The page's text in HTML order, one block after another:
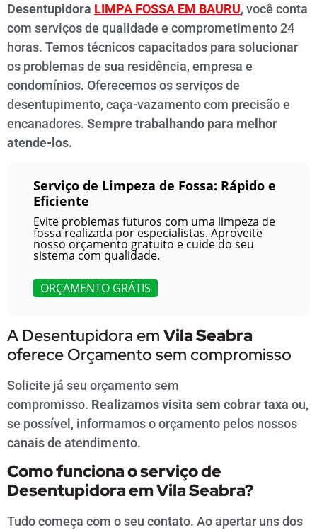
Desentupidora LIMPA FOSSA EM BAURU, você conta
com serviços de qualidade e comprometimento 24
horas. Temos técnicos capacitados para solucionar
os problemas de sua residência, empresa e
condomínios. Oferecemos os serviços de
desentupimento, caça-vazamento com precisão e
encanadores. Sempre trabalhando para melhor
atende-los.
Serviço de Limpeza de Fossa: Rápido e
Eficiente
Evite problemas futuros com uma limpeza de
fossa realizada por especialistas. Aproveite
nosso orçamento gratuito e cuide do seu
sistema com qualidade.
ORÇAMENTO GRÁTIS
A Desentupidora em Vila Seabra
oferece Orçamento sem compromisso
Solicite já seu orçamento sem
compromisso. Realizamos visita sem cobrar taxa ou,
se possível, informamos o orçamento pelos nossos
canais de atendimento.
Como funciona o serviço de
Desentupidora emVila Seabra?
Tudo começa com o seu contato. Ao apertar uns dos